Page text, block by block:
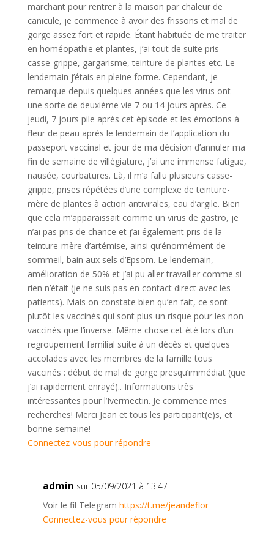
marchant pour rentrer à la maison par chaleur de
canicule, je commence à avoir des frissons et mal de
gorge assez fort et rapide. Étant habituée de me traiter
en homéopathie et plantes, j’ai tout de suite pris
casse-grippe, gargarisme, teinture de plantes etc. Le
lendemain j’étais en pleine forme. Cependant, je
remarque depuis quelques années que les virus ont
une sorte de deuxième vie 7 ou 14 jours après. Ce
jeudi, 7 jours pile après cet épisode et les émotions à
fleur de peau après le lendemain de l’application du
passeport vaccinal et jour de ma décision d’annuler ma
fin de semaine de villégiature, j’ai une immense fatigue,
nausée, courbatures. Là, il m’a fallu plusieurs casse-
grippe, prises répétées d’une complexe de teinture-
mère de plantes à action antivirales, eau d’argile. Bien
que cela m’apparaissait comme un virus de gastro, je
n’ai pas pris de chance et j’ai également pris de la
teinture-mère d’artémise, ainsi qu’énormément de
sommeil, bain aux sels d’Epsom. Le lendemain,
amélioration de 50% et j’ai pu aller travailler comme si
rien n’était (je ne suis pas en contact direct avec les
patients). Mais on constate bien qu’en fait, ce sont
plutôt les vaccinés qui sont plus un risque pour les non
vaccinés que l’inverse. Même chose cet été lors d’un
regroupement familial suite à un décès et quelques
accolades avec les membres de la famille tous
vaccinés : début de mal de gorge presqu’immédiat (que
j’ai rapidement enrayé).. Informations très
intéressantes pour l’Ivermectin. Je commence mes
recherches! Merci Jean et tous les participant(e)s, et
bonne semaine!
Connectez-vous pour répondre
admin sur 05/09/2021 à 13:47
Voir le fil Telegram https://t.me/jeandeflor
Connectez-vous pour répondre